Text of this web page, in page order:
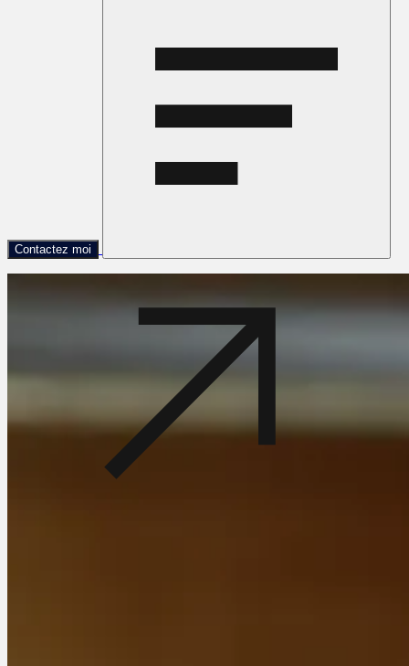
Contactez moi